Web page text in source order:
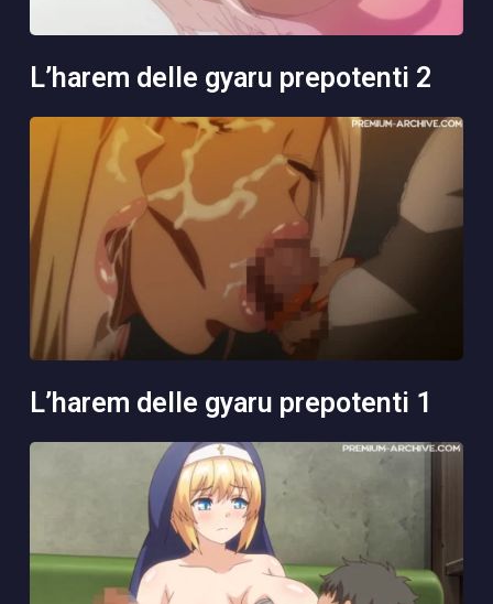
l’harem delle gyaru prepotenti 2
l’harem delle gyaru prepotenti 1